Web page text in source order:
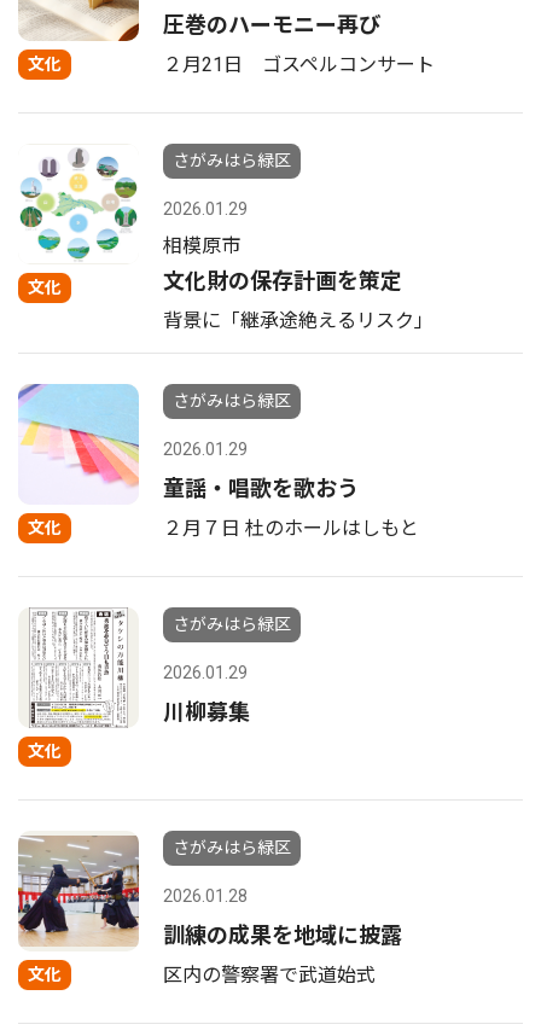
文化
圧巻のハーモニー再び
２月21日 ゴスペルコンサート
文化
さがみはら緑区
2026.01.29
相模原市
文化財の保存計画を策定
背景に「継承途絶えるリスク｣
文化
さがみはら緑区
2026.01.29
童謡・唱歌を歌おう
２月７日 杜のホールはしもと
文化
さがみはら緑区
2026.01.29
川柳募集
文化
さがみはら緑区
2026.01.28
訓練の成果を地域に披露
区内の警察署で武道始式